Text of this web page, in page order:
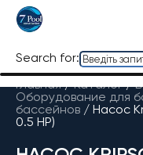
Search for:
Главная / Каталог/
Оборудование для
бассейнов / Насос
0.5 НР)